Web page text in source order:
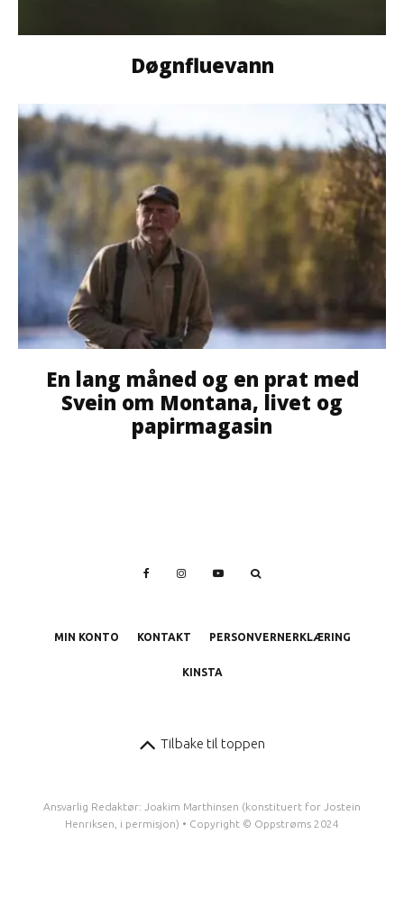
Døgnfluevann
En lang måned og en prat med
Svein om Montana, livet og
papirmagasin
MIN KONTO KONTAKT PERSONVERNERKLÆRING
KINSTA
Tilbake til toppen
Ansvarlig Redaktør: Joakim Marthinsen (konstituert for Jostein
Henriksen, i permisjon) • Copyright © Oppstrøms 2024